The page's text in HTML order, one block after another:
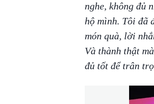
nghe, không đủ
hộ mình. Tôi đã
món quà, lời
Và thành thật
đủ tốt để trân